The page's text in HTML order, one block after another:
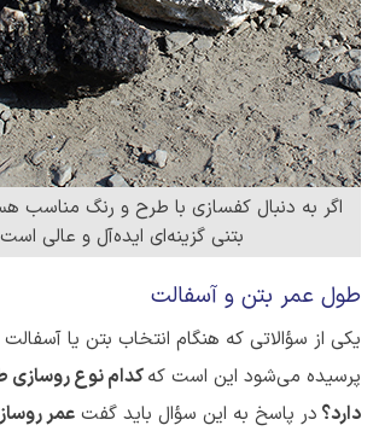
اگر به دنبال کفسازی با طرح و رنگ مناسب
بتنی گزینه‌ای ایده‌آل و عالی
طول عمر بتن و آسفالت
یکی از سؤالاتی که هنگام انتخاب بتن یا
پرسیده می‌شود این است کهکدام نوع
دارد؟ در پاسخ به این سؤال باید گفت عمر